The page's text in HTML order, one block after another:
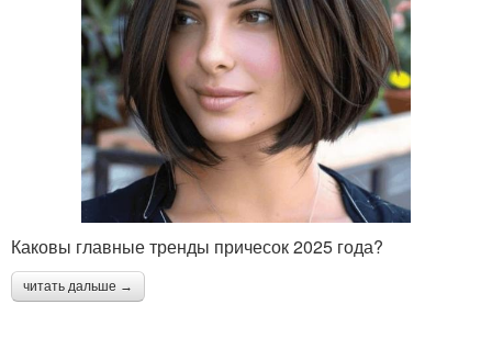
Каковы главные тренды причесок 2025 года?
читать дальше →